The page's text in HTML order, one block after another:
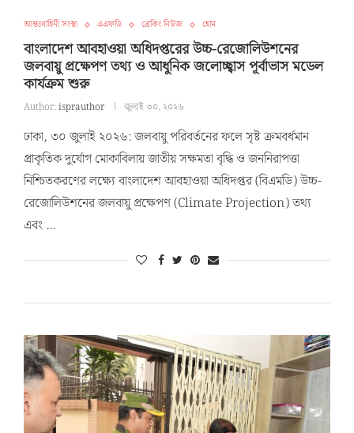
আন্তঃবাহিনী সংস্থা এএফডি ব্রেকিং নিউজ হোম
বাংলাদেশ আবহাওয়া অধিদপ্তরের উচ্চ-রেজোলিউশনের
জলবায়ু প্রক্ষেপণ তথ্য ও আধুনিক জলোচ্ছ্বাস পূর্বাভাস মডেল
কার্যক্রম শুরু
Author:isprauthor জুলাই ৩০, ২০২৬
​ঢাকা, ৩০ জুলাই ২০২৬: জলবায়ু পরিবর্তনের ফলে সৃষ্ট ক্রমবর্ধমান
প্রাকৃতিক দুর্যোগ মোকাবিলায় জাতীয় সক্ষমতা বৃদ্ধি ও জননিরাপত্তা
নিশ্চিতকরণের লক্ষ্যে বাংলাদেশ আবহাওয়া অধিদপ্তর (বিএমডি) উচ্চ-
রেজোলিউশনের জলবায়ু প্রক্ষেপণ (Climate Projection) তথ্য
এবং …